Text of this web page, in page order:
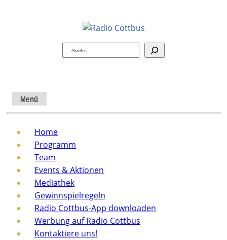
Suchen
Menü
Home
Programm
Team
Events & Aktionen
Mediathek
Gewinnspielregeln
Radio Cottbus-App downloaden
Werbung auf Radio Cottbus
Kontaktiere uns!